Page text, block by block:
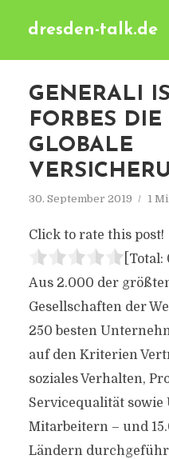
dresden-talk.de
GENERALI
FORBES DIE
GLOBALE
30. September 2019 1
Click to rate this post!
[Total:
Aus 2.000 der
Gesellschaften der
250 besten
auf den Kriterien
soziales Verhalten,
Servicequalität sowie
Mitarbeitern – und
Ländern